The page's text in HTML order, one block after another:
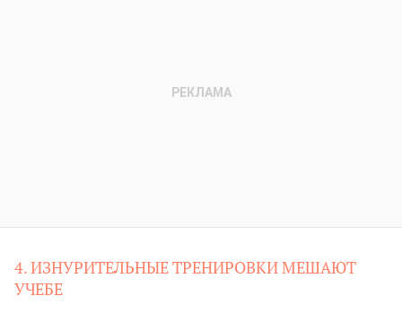
4. ИЗНУРИТЕЛЬНЫЕ ТРЕНИРОВКИ МЕШАЮТ
УЧЕБЕ